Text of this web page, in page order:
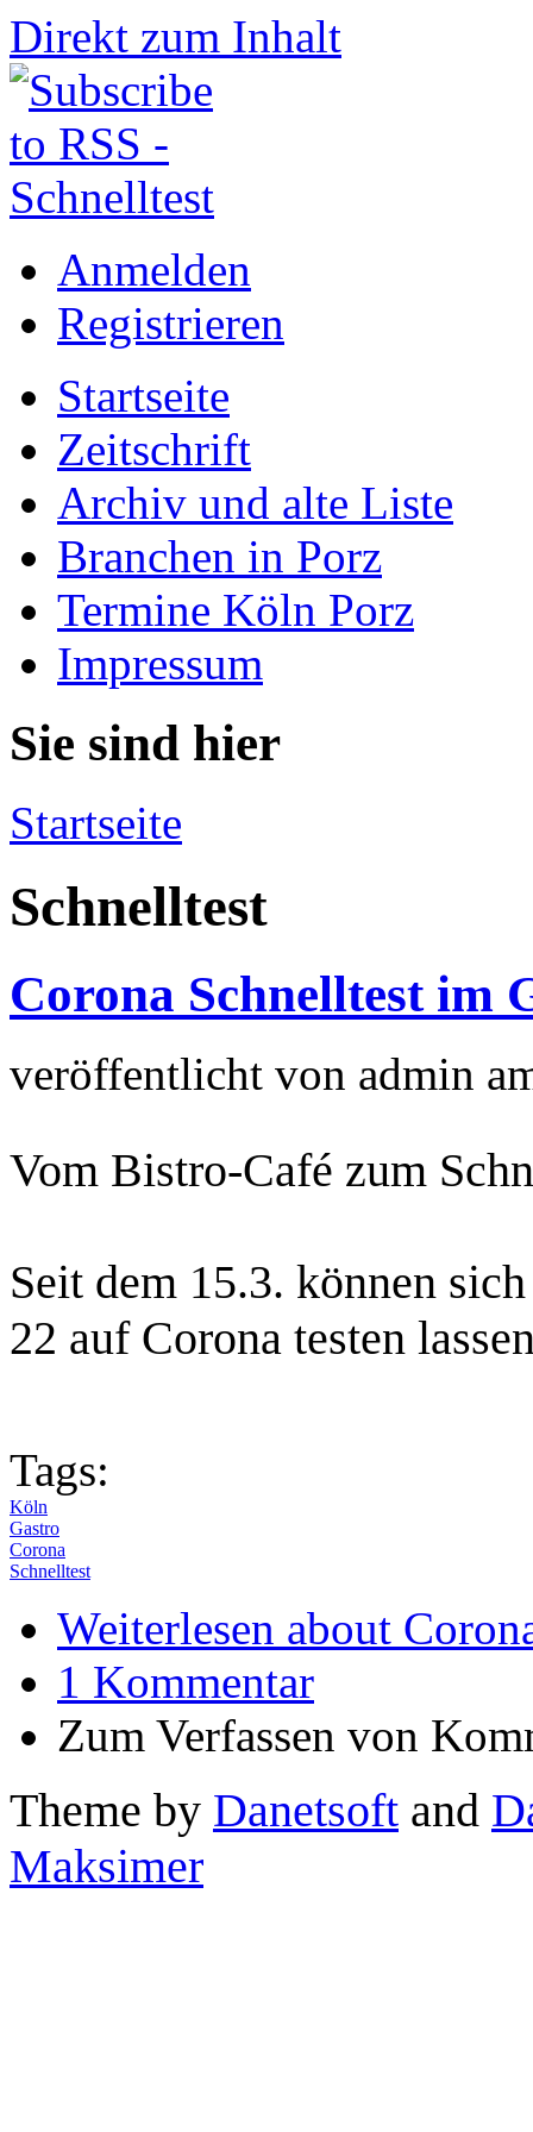
Direkt zum Inhalt
Anmelden
Registrieren
Startseite
Zeitschrift
Archiv und alte Liste
Branchen in Porz
Termine Köln Porz
Impressum
Sie sind hier
Startseite
Schnelltest
Corona Schnelltest im
veröffentlicht von admin
Vom Bistro-Café zum
Seit dem 15.3. können
22 auf Corona testen
Tags:
Köln
Gastro
Corona
Schnelltest
Weiterlesen about
1 Kommentar
Zum Verfassen von
Theme by Danetsoft and
Maksimer